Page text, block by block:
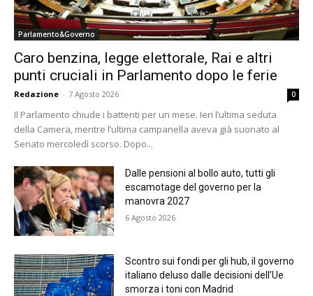
Parlamento&Governo
Caro benzina, legge elettorale, Rai e altri
punti cruciali in Parlamento dopo le ferie
Redazione - 7 Agosto 2026 0
Il Parlamento chiude i battenti per un mese. Ieri l’ultima seduta
della Camera, mentre l’ultima campanella aveva già suonato al
Senato mercoledì scorso. Dopo...
Dalle pensioni al bollo auto, tutti gli
escamotage del governo per la
manovra 2027
6 Agosto 2026
Scontro sui fondi per gli hub, il governo
italiano deluso dalle decisioni dell’Ue
smorza i toni con Madrid